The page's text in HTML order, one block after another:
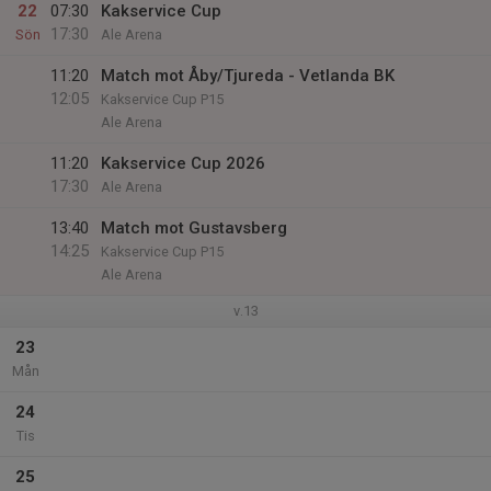
22
Sön
07:30
17:30
Kakservice Cup
Ale Arena
11:20
12:05
Match mot Åby/Tjureda - Vetlanda BK
Kakservice Cup P15
Ale Arena
11:20
17:30
Kakservice Cup 2026
Ale Arena
13:40
14:25
Match mot Gustavsberg
Kakservice Cup P15
Ale Arena
v.13
23
Mån
24
Tis
25